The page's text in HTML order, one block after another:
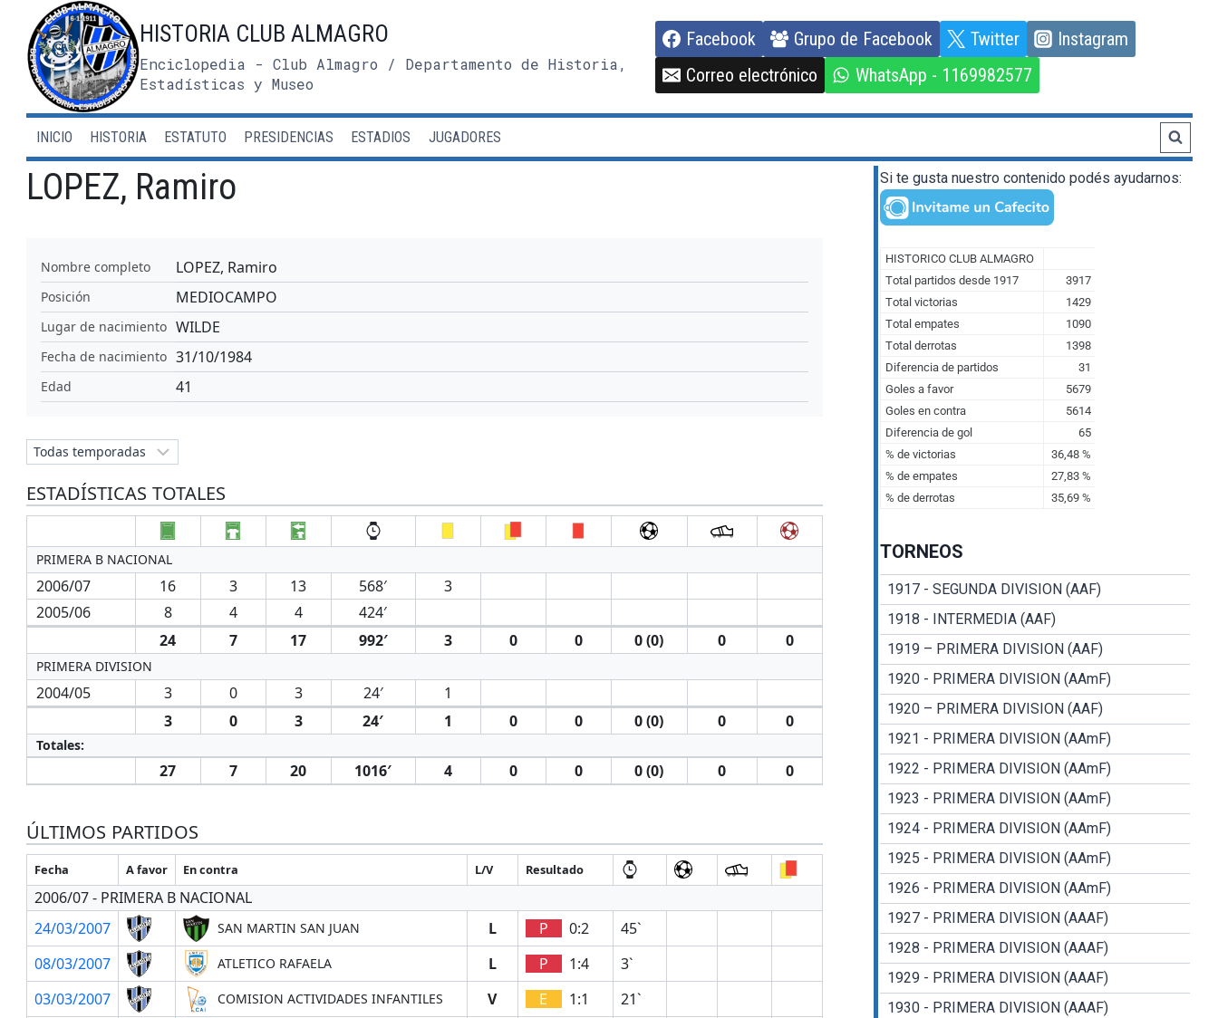
contenido
HISTORIA CLUB ALMAGRO
Enciclopedia - Club Almagro / Departamento de Historia,
Estadísticas y Museo
Facebook Grupo de Facebook Twitter
Instagram
Correo electrónico
WhatsApp - 1169982577
INICIO HISTORIA ESTATUTO PRESIDENCIAS ESTADIOS JUGADORES
LOPEZ, Ramiro
Nombre completo LOPEZ, Ramiro
Posición MEDIOCAMPO
Lugar de nacimiento WILDE
Fecha de nacimiento 31/10/1984
Edad 41
ESTADÍSTICAS TOTALES
PRIMERA B NACIONAL
2006/07 16 3 13 568′
3
2005/06
8 4 4
424′
24
7 17 992′ 3 0 0 0 (0) 0 0
PRIMERA DIVISION
2004/05 3 0 3 24′
1
3
0 3 24′ 1 0 0 0 (0) 0 0
Totales:
27 7 20 1016′ 4 0 0 0 (0) 0 0
ÚLTIMOS PARTIDOS
Fecha A favor En contra L/V Resultado
2006/07 - PRIMERA B NACIONAL
24/03/2007
SAN MARTIN SAN JUAN L P 0:2
45`
08/03/2007
ATLETICO RAFAELA L P 1:4
3`
03/03/2007
COMISION ACTIVIDADES INFANTILES V E 1:1
21`
Si te gusta nuestro contenido podés ayudarnos:
TORNEOS
1917 - SEGUNDA DIVISION (AAF)
1918 - INTERMEDIA (AAF)
1919 – PRIMERA DIVISION (AAF)
1920 - PRIMERA DIVISION (AAmF)
1920 – PRIMERA DIVISION (AAF)
1921 - PRIMERA DIVISION (AAmF)
1922 - PRIMERA DIVISION (AAmF)
1923 - PRIMERA DIVISION (AAmF)
1924 - PRIMERA DIVISION (AAmF)
1925 - PRIMERA DIVISION (AAmF)
1926 - PRIMERA DIVISION (AAmF)
1927 - PRIMERA DIVISION (AAAF)
1928 - PRIMERA DIVISION (AAAF)
1929 - PRIMERA DIVISION (AAAF)
1930 - PRIMERA DIVISION (AAAF)